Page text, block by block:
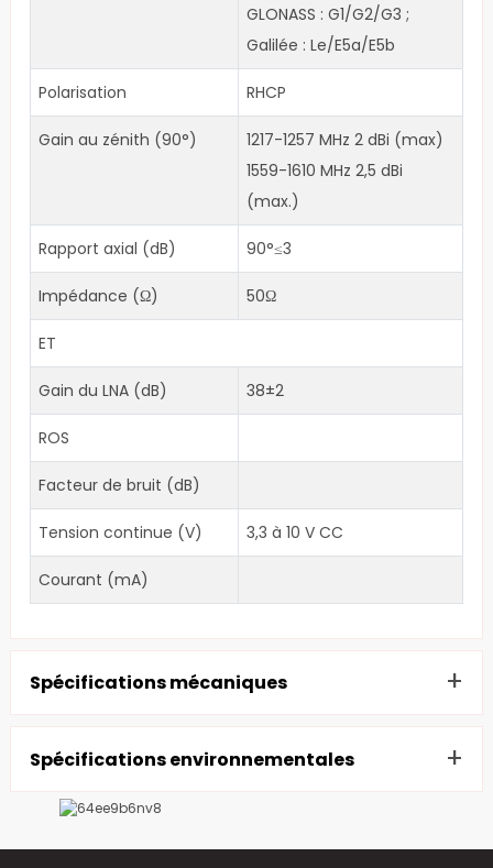
GLONASS : G1/G2/G3 ;
Galilée : Le/E5a/E5b
Polarisation RHCP
Gain au zénith (90°)
1217-1257 MHz 2 dBi (max)
1559-1610 MHz 2,5 dBi
(max.)
Rapport axial (dB) 90°≤3
Impédance (Ω) 50Ω
ET
Gain du LNA (dB) 38±2
ROS
Facteur de bruit (dB)
Tension continue (V) 3,3 à 10 V CC
Courant (mA)
Spécifications mécaniques +
Connecteur IPEX
Poids (g)
Spécifications environnementales +
Humidité relative
Température de
-40 à +75